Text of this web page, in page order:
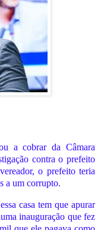
a cobrar da Câmara
contra o prefeito
o prefeito teria
a um corrupto.
casa tem que apurar
inauguração que fez